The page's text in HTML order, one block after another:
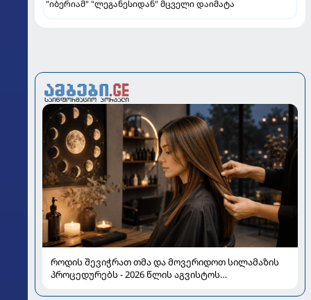
"იბერიამ" "ლეგანესიდან" მცველი დაიმატა
როდის შევიჭრათ თმა და მოვერიდოთ სილამაზის
პროცედურებს - 2026 წლის აგვისტოს